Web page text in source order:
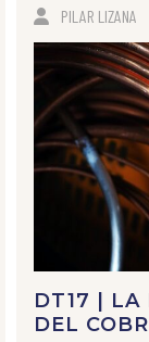
PILAR LIZANA
DT17 | LA
DEL